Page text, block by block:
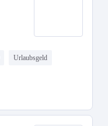
Urlaubsgeld